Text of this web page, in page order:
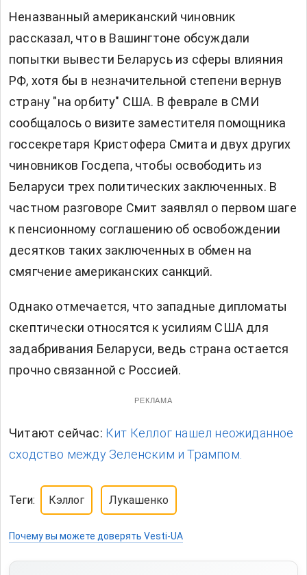
Неназванный американский чиновник
рассказал, что в Вашингтоне обсуждали
попытки вывести Беларусь из сферы влияния
РФ, хотя бы в незначительной степени вернув
страну "на орбиту" США. В феврале в СМИ
сообщалось о визите заместителя помощника
госсекретаря Кристофера Смита и двух других
чиновников Госдепа, чтобы освободить из
Беларуси трех политических заключенных. В
частном разговоре Смит заявлял о первом шаге
к пенсионному соглашению об освобождении
десятков таких заключенных в обмен на
смягчение американских санкций.
Однако отмечается, что западные дипломаты
скептически относятся к усилиям США для
задабривания Беларуси, ведь страна остается
прочно связанной с Россией.
РЕКЛАМА
Читают сейчас: Кит Келлог нашел неожиданное
сходство между Зеленским и Трампом.
Теги: Кэллог Лукашенко
Почему вы можете доверять Vesti-UA